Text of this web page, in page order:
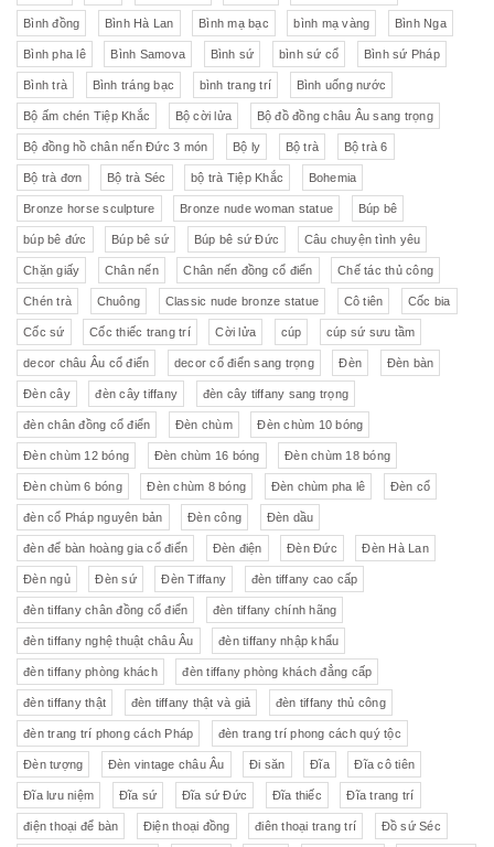
Bình đồng Bình Hà Lan Bình mạ bạc bình mạ vàng Bình Nga
Bình pha lê Bình Samova Bình sứ bình sứ cổ Bình sứ Pháp
Bình trà Bình tráng bạc bình trang trí Bình uống nước
Bộ ấm chén Tiệp Khắc Bộ cời lửa Bộ đồ đồng châu Âu sang trọng
Bộ đồng hồ chân nến Đức 3 món Bộ ly Bộ trà Bộ trà 6
Bộ trà đơn Bộ trà Séc bộ trà Tiệp Khắc Bohemia
Bronze horse sculpture Bronze nude woman statue Búp bê
búp bê đức Búp bê sứ Búp bê sứ Đức Câu chuyện tình yêu
Chặn giấy Chân nến Chân nến đồng cổ điển Chế tác thủ công
Chén trà Chuông Classic nude bronze statue Cô tiên Cốc bia
Cốc sứ Cốc thiếc trang trí Cời lửa cúp cúp sứ sưu tầm
decor châu Âu cổ điển decor cổ điển sang trọng Đèn Đèn bàn
Đèn cây đèn cây tiffany đèn cây tiffany sang trọng
đèn chân đồng cổ điển Đèn chùm Đèn chùm 10 bóng
Đèn chùm 12 bóng Đèn chùm 16 bóng Đèn chùm 18 bóng
Đèn chùm 6 bóng Đèn chùm 8 bóng Đèn chùm pha lê Đèn cổ
đèn cổ Pháp nguyên bản Đèn công Đèn dầu
đèn để bàn hoàng gia cổ điển Đèn điện Đèn Đức Đèn Hà Lan
Đèn ngủ Đèn sứ Đèn Tiffany đèn tiffany cao cấp
đèn tiffany chân đồng cổ điển đèn tiffany chính hãng
đèn tiffany nghệ thuật châu Âu đèn tiffany nhập khẩu
đèn tiffany phòng khách đèn tiffany phòng khách đẳng cấp
đèn tiffany thật đèn tiffany thật và giả đèn tiffany thủ công
đèn trang trí phong cách Pháp đèn trang trí phong cách quý tộc
Đèn tượng Đèn vintage châu Âu Đi săn Đĩa Đĩa cô tiên
Đĩa lưu niệm Đĩa sứ Đĩa sứ Đức Đĩa thiếc Đĩa trang trí
điện thoại để bàn Điện thoại đồng điên thoại trang trí Đồ sứ Séc